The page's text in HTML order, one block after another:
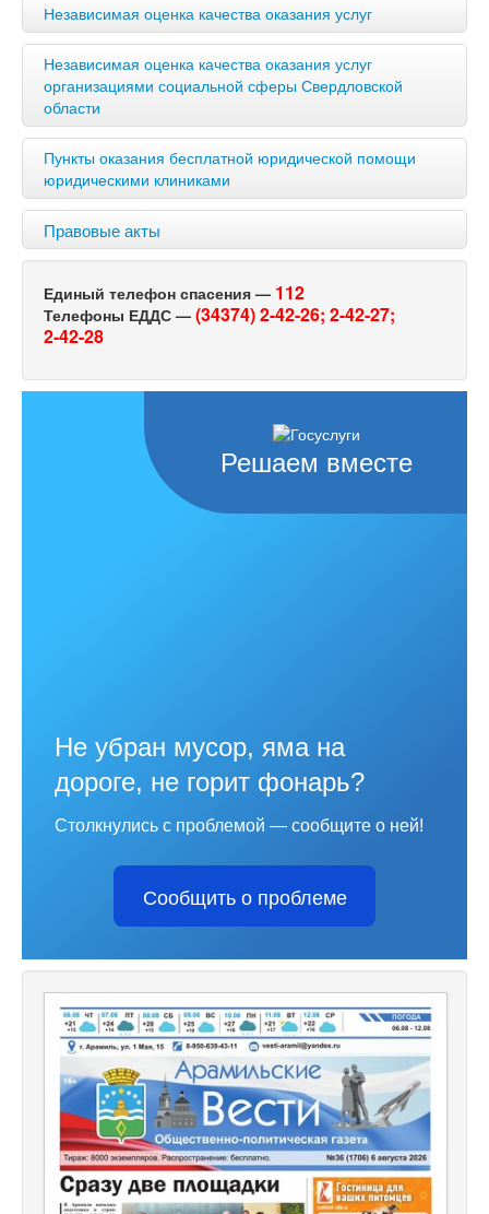
Независимая оценка качества оказания услуг
Независимая оценка качества оказания услуг
организациями социальной сферы Свердловской
области
Пункты оказания бесплатной юридической помощи
юридическими клиниками
Правовые акты
Единый телефон спасения — 112
Телефоны ЕДДС — (34374) 2-42-26; 2-42-27;
2-42-28
Решаем вместе
Не убран мусор, яма на
дороге, не горит фонарь?
Столкнулись с проблемой — сообщите о ней!
Сообщить о проблеме